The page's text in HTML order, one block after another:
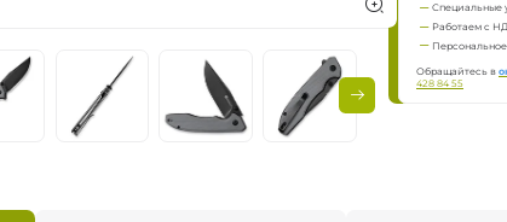
Специальные
Работаем с
Обращайтесь в
428 84 55